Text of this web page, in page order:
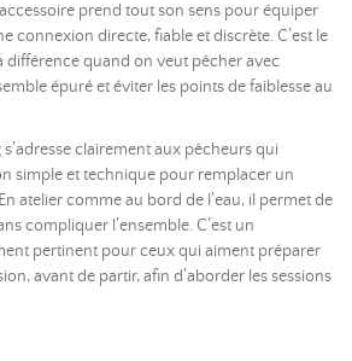
prend tout son sens pour équiper
connexion directe, fiable et discrète. C’est le
différence quand on veut pêcher avec
épuré et éviter les points de faiblesse au
s’adresse clairement aux pêcheurs qui
simple et technique pour remplacer un
atelier comme au bord de l’eau, il permet de
compliquer l’ensemble. C’est un
pertinent pour ceux qui aiment préparer
avant de partir, afin d’aborder les sessions